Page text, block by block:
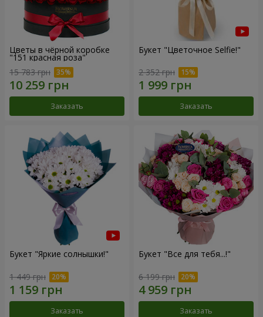
Цветы в чёрной коробке
"151 красная роза"
15 783 грн
Заказать
Букет "Цветочное Selfie!"
2 352 грн
Заказать
Букет "Яркие солнышки!"
1 449 грн
Заказать
Букет "Все для тебя...!"
6 199 грн
Заказать